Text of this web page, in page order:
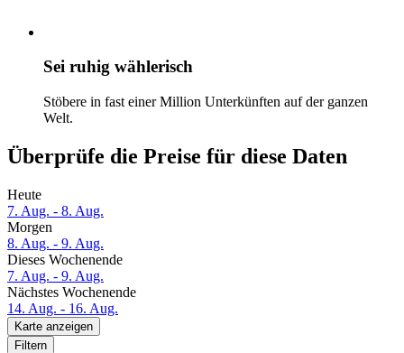
Sei ruhig wählerisch
Stöbere in fast einer Million Unterkünften auf der ganzen
Welt.
Überprüfe die Preise für diese Daten
Heute
7. Aug. - 8. Aug.
Morgen
8. Aug. - 9. Aug.
Dieses Wochenende
7. Aug. - 9. Aug.
Nächstes Wochenende
14. Aug. - 16. Aug.
Karte anzeigen
Filtern